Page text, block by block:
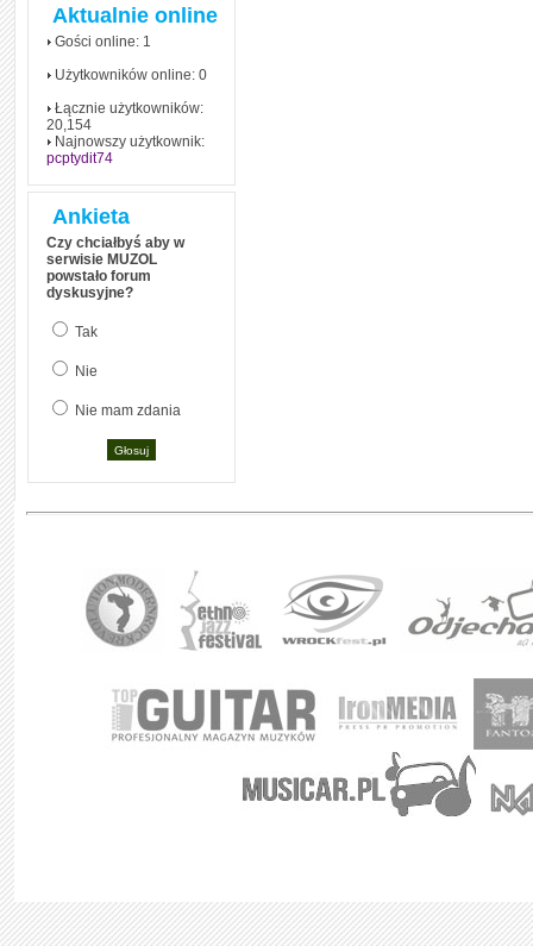
Aktualnie online
Gości online: 1
Użytkowników online: 0
Łącznie użytkowników:
20,154
Najnowszy użytkownik:
pcptydit74
Ankieta
Czy chciałbyś aby w
serwisie MUZOL
powstało forum
dyskusyjne?
Tak
Nie
Nie mam zdania